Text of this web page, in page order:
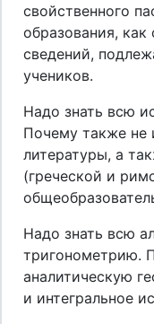
свойственного
образования,
сведений,
учеников.
Надо знать всю
Почему также не
литературы, а
(греческой и
Надо знать всю
тригонометрию.
аналитическую
и интегральное